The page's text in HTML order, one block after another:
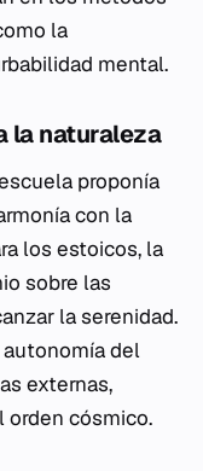
la
mental.
la naturaleza
proponía
con la
los estoicos, la
sobre las
la serenidad.
autonomía del
externas,
orden cósmico.